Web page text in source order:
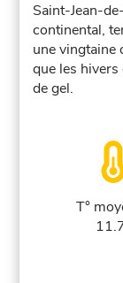
Saint-Jean-
continental,
une vingtaine
que les
de gel.
T°